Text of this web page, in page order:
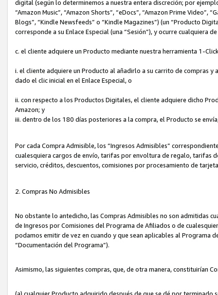
digital (según lo determinemos a nuestra entera discreción; por
“Amazon Music”, “Amazon Shorts”, “eDocs”, “Amazon Prime Video”,
Blogs”, “Kindle Newsfeeds” o “Kindle Magazines”) (un “Producto
corresponde a su Enlace Especial (una “Sesión”), y ocurre cualquiera
c. el cliente adquiere un Producto mediante nuestra herramienta 1-
i. el cliente adquiere un Producto al añadirlo a su carrito de compras
dado el clic inicial en el Enlace Especial, o
ii. con respecto a los Productos Digitales, el cliente adquiere dicho
Amazon; y
iii. dentro de los 180 días posteriores a la compra, el Producto se
Por cada Compra Admisible, los “Ingresos Admisibles”
cualesquiera cargos de envío, tarifas por envoltura de regalo, tarifas
servicio, créditos, descuentos, comisiones por procesamiento de
2. Compras No Admisibles
No obstante lo antedicho, las Compras Admisibles no son admitidas
de Ingresos por Comisiones del Programa de Afiliados o de
podamos emitir de vez en cuando y que sean aplicables al Programa
“Documentación del Programa”).
Asimismo, las siguientes compras, que, de otra manera, constituirían
(a) cualquier Producto adquirido después de que se dé por terminado